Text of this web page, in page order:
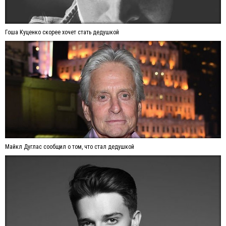
Гоша Куценко скорее хочет стать дедушкой
Майкл Дуглас сообщил о том, что стал дедушкой